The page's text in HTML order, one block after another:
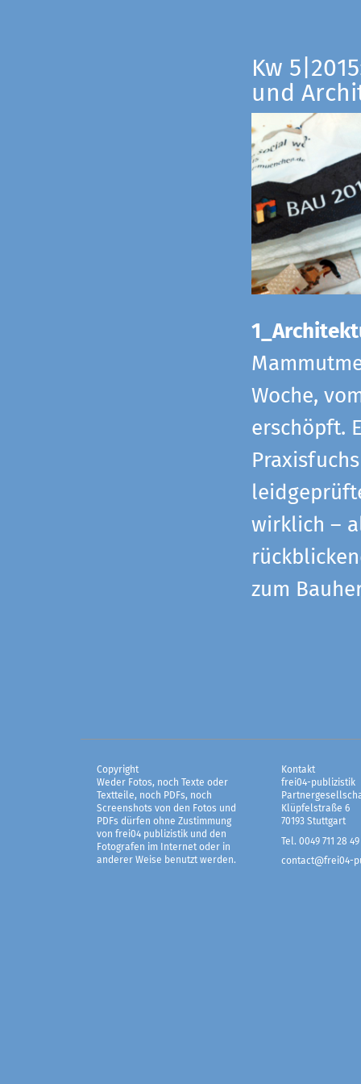
Kw
und
Woche,
erschöpft.
wirklich –
zum
Copyright
Weder Fotos, noch Texte oder
Textteile, noch PDFs, noch
Screenshots von den Fotos und
PDFs dürfen ohne Zustimmung
von frei04 publizistik und den
Fotografen im Internet oder in
anderer Weise benutzt werden.
Kontakt
frei04-publizistik
Klüpfelstraße 6
70193 Stuttgart
Tel. 0049 711 28 49
contact@frei04-